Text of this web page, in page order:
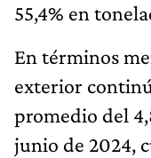
55,4% en
En términos
exterior
promedio del
junio de 2024,